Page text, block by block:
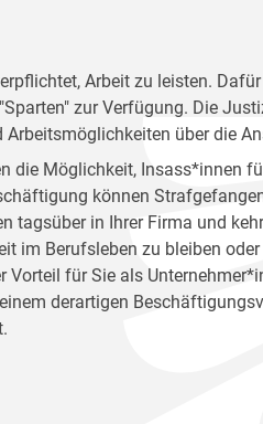
Arbeit zu leisten.
zur Verfügung. Die
über die
die Möglichkeit, Insass*innen
können
tagsüber in Ihrer Firma und
im Berufsleben zu bleiben
für Sie als
derartigen